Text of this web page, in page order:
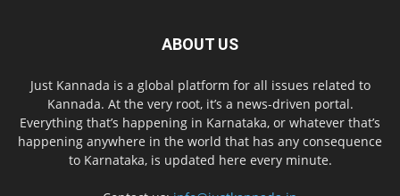
ABOUT US
Just Kannada is a global platform for all issues related to
Kannada. At the very root, it’s a news-driven portal.
Everything that’s happening in Karnataka, or whatever that’s
happening anywhere in the world that has any consequence
to Karnataka, is updated here every minute.